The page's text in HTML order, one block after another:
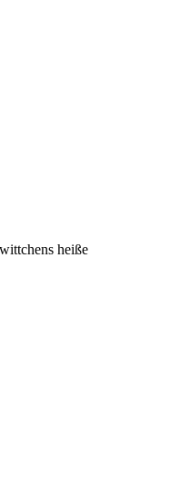
heiße